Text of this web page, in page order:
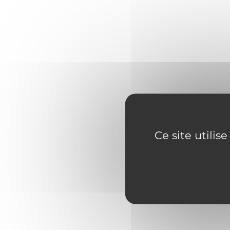
Ce site